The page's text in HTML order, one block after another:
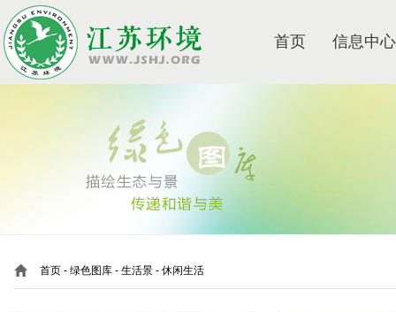
首页 信息中心
首页 - 绿色图库 - 生活景 - 休闲生活